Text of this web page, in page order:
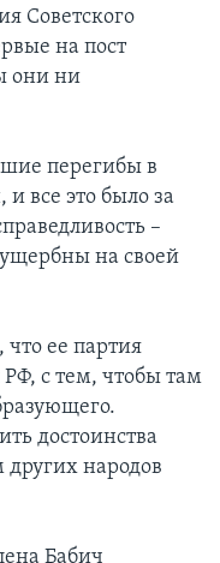
Советского
на пост
они ни
перегибы в
все это было за
–
на своей
ее партия
с тем, чтобы там
достоинства
других народов
Бабич